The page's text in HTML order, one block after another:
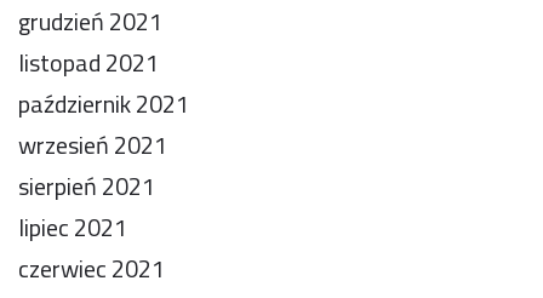
grudzień 2021
listopad 2021
październik 2021
wrzesień 2021
sierpień 2021
lipiec 2021
czerwiec 2021